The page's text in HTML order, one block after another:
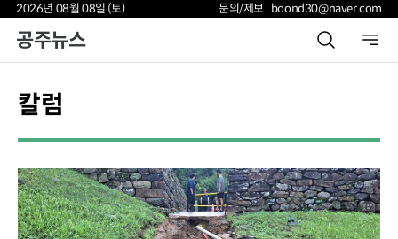
2026년 08월 08일 (토) 문의/제보 boond30@naver.com
공주뉴스
칼럼